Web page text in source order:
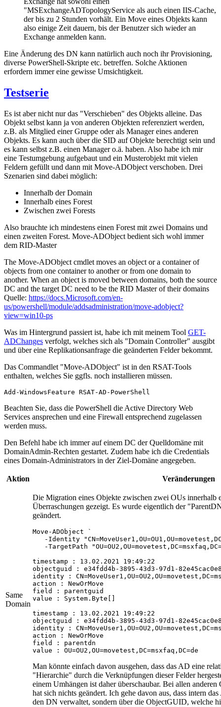
"MSExchangeADTopologyService als auch einen IIS-Cache,
der bis zu 2 Stunden vorhält. Ein Move eines Objekts kann
also einige Zeit dauern, bis der Benutzer sich wieder an
Exchange anmelden kann.
Eine Änderung des DN kann natürlich auch noch ihr Provisioning,
diverse PowerShell-Skripte etc. betreffen. Solche Aktionen
erfordern immer eine gewisse Umsichtigkeit.
Testserie
Es ist aber nicht nur das "Verschieben" des Objekts alleine. Das
Objekt selbst kann ja von anderen Objekten referenziert werden,
z.B. als Mitglied einer Gruppe oder als Manager eines anderen
Objekts. Es kann auch über die SID auf Objekte berechtigt sein und
es kann selbst z.B. einen Manager o.ä. haben. Also habe ich mir
eine Testumgebung aufgebaut und ein Musterobjekt mit vielen
Feldern gefüllt und dann mit Move-ADObject verschoben. Drei
Szenarien sind dabei möglich:
Innerhalb der Domain
Innerhalb eines Forest
Zwischen zwei Forests
Also brauchte ich mindestens einen Forest mit zwei Domains und
einen zweiten Forest. Move-ADObject bedient sich wohl immer
dem RID-Master
The Move-ADObject cmdlet moves an object or a container of
objects from one container to another or from one domain to
another. When an object is moved between domains, both the source
DC and the target DC need to be the RID Master of their domains
Quelle: https://docs.Microsoft.com/en-
us/powershell/module/addsadministration/move-adobject?
view=win10-ps
Was im Hintergrund passiert ist, habe ich mit meinem Tool GET-
ADChanges verfolgt, welches sich als "Domain Controller" ausgibt
und über eine Replikationsanfrage die geänderten Felder bekommt.
Das Commandlet "Move-ADObject" ist in den RSAT-Tools
enthalten, welches Sie ggfls. noch installieren müssen.
Add-WindowsFeature RSAT-AD-PowerShell
Beachten Sie, dass die PowerShell die Active Directory Web
Services ansprechen und eine Firewall entsprechend zugelassen
werden muss.
Den Befehl habe ich immer auf einem DC der Quelldomäne mit
DomainAdmin-Rechten gestartet. Zudem habe ich die Credentials
eines Domain-Administrators in der Ziel-Domäne angegeben.
Aktion Veränderungen
Same
Domain
Die Migration eines Objekte zwischen zwei OUs innerhalb
Überraschungen gezeigt. Es wurde eigentlich der
geändert.
Move-ADObject `
-Identity
-TargetPath
timestamp : 13.02.2021 19:49:22
objectguid : e34fdd4b-3895-43d3-97d1-
identity :
action : NewOrMove
field : parentguid
value : System.Byte[]
timestamp : 13.02.2021 19:49:22
objectguid : e34fdd4b-3895-43d3-97d1-
identity :
action : NewOrMove
field : parentdn
value : OU=OU2,OU=movetest,DC=msxfaq,DC=de
Man könnte einfach davon ausgehen, dass das AD eine
"Hierarchie" durch die Verknüpfungen dieser Felder
einem Umhängen ist daher überschaubar. Bei allen
hat sich nichts geändert. Ich gehe davon aus, dass intern
den DN verwaltet, sondern über die ObjectGUID, welche